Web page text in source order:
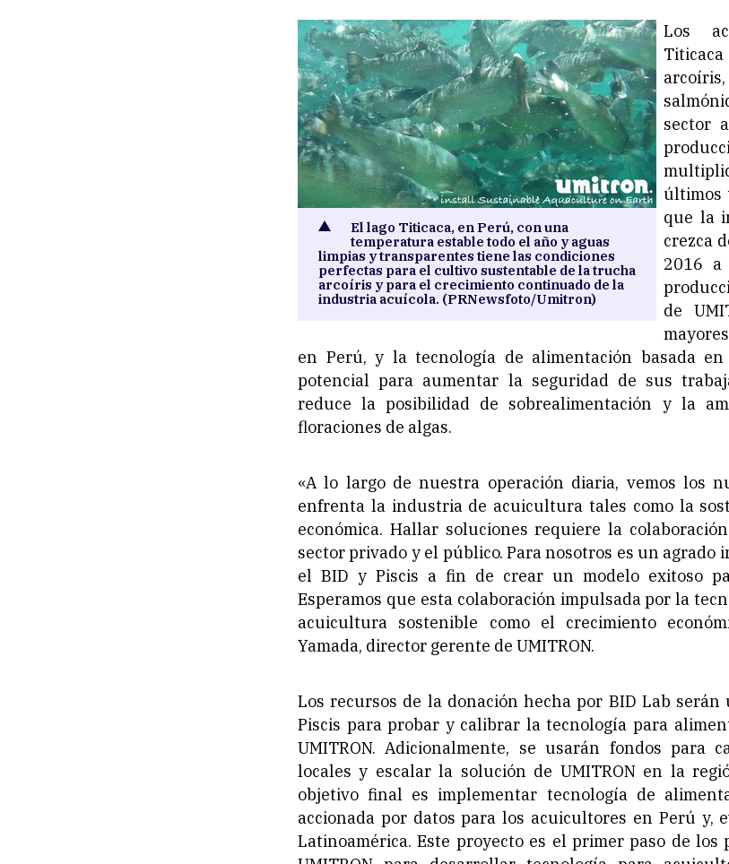
El lago Titicaca, en Perú, con una
temperatura estable todo el año y aguas
limpias y transparentes tiene las condiciones
perfectas para el cultivo sustentable de la trucha
arcoíris y para el crecimiento continuado de la
industria acuícola. (PRNewsfoto/Umitron)
Los
sector
últimos
que la
crezca
2016 a
de
en Perú, y la tecnología de alimentación basada en
potencial para aumentar la seguridad de sus
reduce la posibilidad de sobrealimentación y la
floraciones de algas.
«A lo largo de nuestra operación diaria, vemos los
enfrenta la industria de acuicultura tales como la
económica. Hallar soluciones requiere la
sector privado y el público. Para nosotros es un agrado
el BID y Piscis a fin de crear un modelo exitoso
Esperamos que esta colaboración impulsada por la
acuicultura sostenible como el crecimiento
Yamada, director gerente de UMITRON.
Los recursos de la donación hecha por BID Lab serán
Piscis para probar y calibrar la tecnología para
UMITRON. Adicionalmente, se usarán fondos para
locales y escalar la solución de UMITRON en la
objetivo final es implementar tecnología de
accionada por datos para los acuicultores en Perú y,
Latinoamérica. Este proyecto es el primer paso de los